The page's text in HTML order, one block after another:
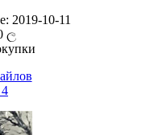
2019-10-11
ල